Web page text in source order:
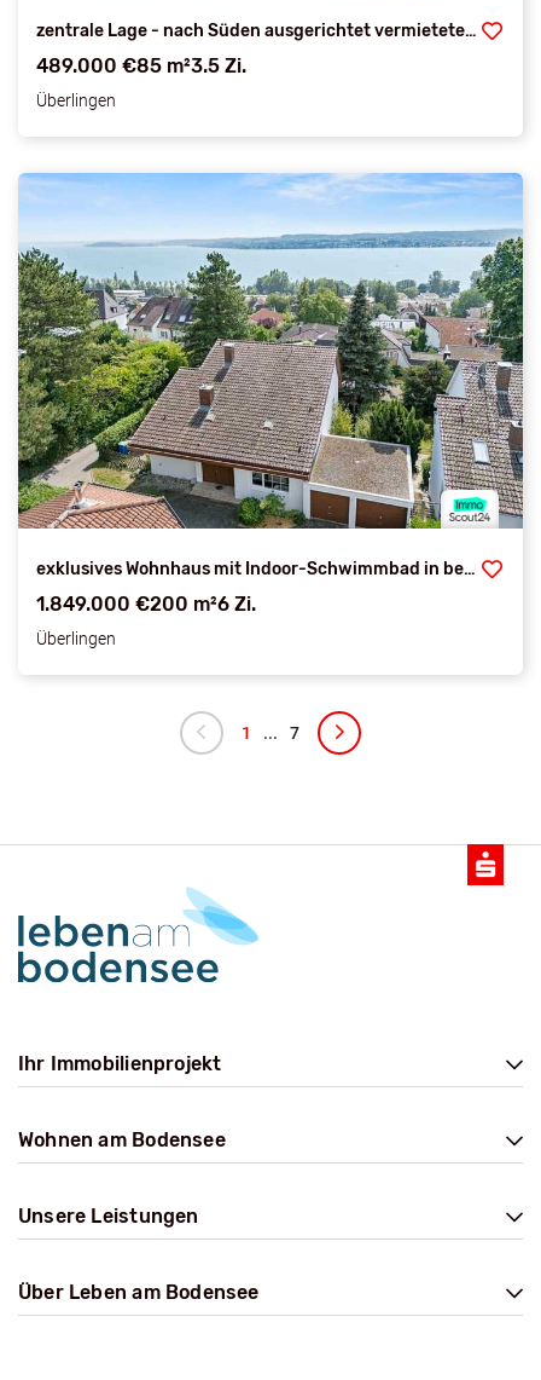
zentrale Lage - nach Süden ausgerichtet vermietete Doppelhaushälfte
489.000 €85 m²3.5 Zi.
Überlingen
exklusives Wohnhaus mit Indoor-Schwimmbad in begehrter, ruhiger Villenlage mit Seesicht
1.849.000 €200 m²6 Zi.
Überlingen
1 ... 7
Ihr Immobilienprojekt
Wohnen am Bodensee
Unsere Leistungen
Über Leben am Bodensee